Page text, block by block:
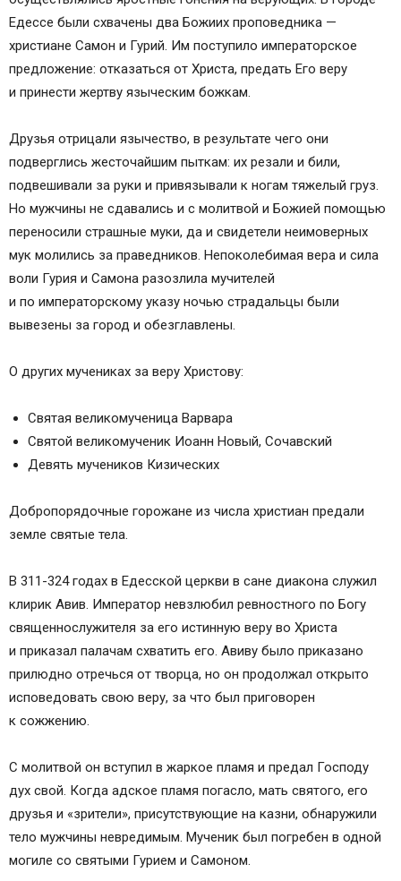
Едессе были схвачены два Божиих проповедника —
христиане Самон и Гурий. Им поступило императорское
предложение: отказаться от Христа, предать Его веру
и принести жертву языческим божкам.
Друзья отрицали язычество, в результате чего они
подверглись жесточайшим пыткам: их резали и били,
подвешивали за руки и привязывали к ногам тяжелый груз.
Но мужчины не сдавались и с молитвой и Божией помощью
переносили страшные муки, да и свидетели неимоверных
мук молились за праведников. Непоколебимая вера и сила
воли Гурия и Самона разозлила мучителей
и по императорскому указу ночью страдальцы были
вывезены за город и обезглавлены.
О других мучениках за веру Христову:
Святая великомученица Варвара
Святой великомученик Иоанн Новый, Сочавский
Девять мучеников Кизических
Добропорядочные горожане из числа христиан предали
земле святые тела.
В 311-324 годах в Едесской церкви в сане диакона служил
клирик Авив. Император невзлюбил ревностного по Богу
священнослужителя за его истинную веру во Христа
и приказал палачам схватить его. Авиву было приказано
прилюдно отречься от творца, но он продолжал открыто
исповедовать свою веру, за что был приговорен
к сожжению.
С молитвой он вступил в жаркое пламя и предал Господу
дух свой. Когда адское пламя погасло, мать святого, его
друзья и «зрители», присутствующие на казни, обнаружили
тело мужчины невредимым. Мученик был погребен в одной
могиле со святыми Гурием и Самоном.